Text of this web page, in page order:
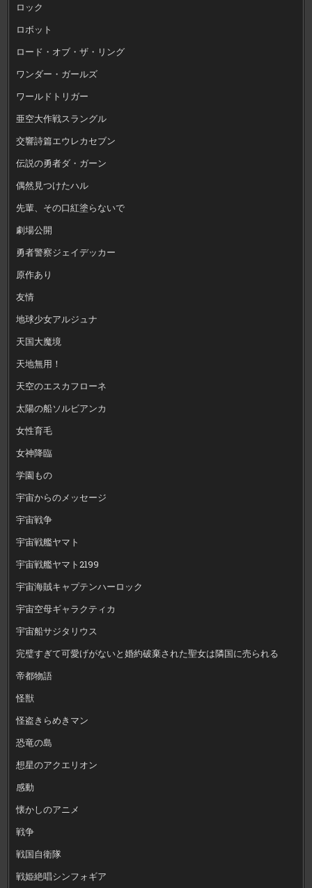
ロック
ロボット
ロード・オブ・ザ・リング
ワンダー・ガールズ
ワールドトリガー
亜空大作戦スラングル
交響詩篇エウレカセブン
伝説の勇者ダ・ガーン
偶然見つけたハル
先輩、その口紅塗らないで
劇場公開
勇者警察ジェイデッカー
原作あり
友情
地球少女アルジュナ
天国大魔境
天地無用！
天空のエスカフローネ
太陽の船ソルビアンカ
女性育毛
女神降臨
学園もの
宇宙からのメッセージ
宇宙戦争
宇宙戦艦ヤマト
宇宙戦艦ヤマト2199
宇宙海賊キャプテンハーロック
宇宙空母ギャラクティカ
宇宙船サジタリウス
完璧すぎて可愛げがないと婚約破棄された聖女は隣国に売られる
帝都物語
怪獣
怪盗きらめきマン
恐竜の島
想星のアクエリオン
感動
懐かしのアニメ
戦争
戦国自衛隊
戦姫絶唱シンフォギア